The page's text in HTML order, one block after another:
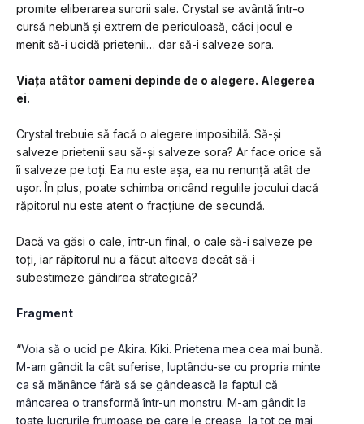
promite eliberarea surorii sale. Crystal se avântă într-o
cursă nebună și extrem de periculoasă, căci jocul e
menit să-i ucidă prietenii… dar să-i salveze sora.
Viața atâtor oameni depinde de o alegere. Alegerea
ei.
Crystal trebuie să facă o alegere imposibilă. Să-și
salveze prietenii sau să-și salveze sora? Ar face orice să
îi salveze pe toți. Ea nu este așa, ea nu renunță atât de
ușor. În plus, poate schimba oricând regulile jocului dacă
răpitorul nu este atent o fracțiune de secundă.
Dacă va găsi o cale, într-un final, o cale să-i salveze pe
toți, iar răpitorul nu a făcut altceva decât să-i
subestimeze gândirea strategică?
Fragment
“Voia să o ucid pe Akira. Kiki. Prietena mea cea mai bună.
M-am gândit la cât suferise, luptându-se cu propria minte
ca să mănânce fără să se gândească la faptul că
mâncarea o transformă într-un monstru. M-am gândit la
toate lucrurile frumoase pe care le crease, la tot ce mai